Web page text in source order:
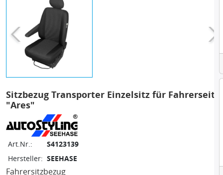
Sitzbezug Transporter Einzelsitz für Fahrerseite
"Ares"
Art.Nr.:
S4123139
Hersteller: SEEHASE
Fahrersitzbezug